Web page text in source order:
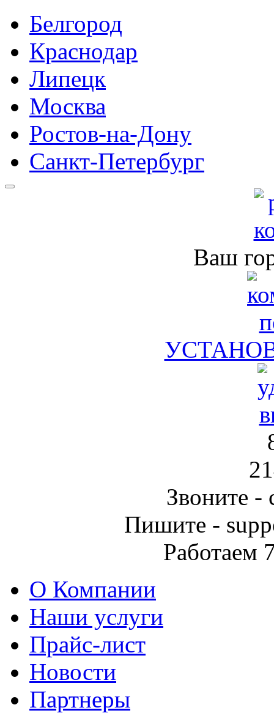
Белгород
Краснодар
Липецк
Москва
Ростов-на-Дону
Санкт-Петербург
Ваш
Звоните -
Пишите -
Работаем
О Компании
Наши услуги
Прайс-лист
Новости
Партнеры